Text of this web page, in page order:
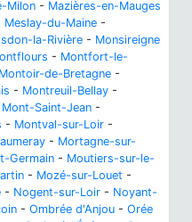
Milon - Mazières-en-Mauges
Meslay-du-Maine -
la-Rivière - Monsireigne
- Montfort-le-
Montoir-de-Bretagne -
- Montreuil-Bellay -
Mont-Saint-Jean -
- Montval-sur-Loir -
- Mortagne-sur-
Germain - Moutiers-sur-le-
- Mozé-sur-Louet -
- Nogent-sur-Loir - Noyant-
- Ombrée d'Anjou - Orée